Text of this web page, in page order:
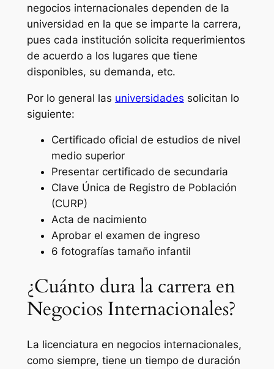
negocios internacionales dependen de la
universidad en la que se imparte la carrera,
pues cada institución solicita requerimientos
de acuerdo a los lugares que tiene
disponibles, su demanda, etc.
Por lo general las universidades solicitan lo
siguiente:
Certificado oficial de estudios de nivel
medio superior
Presentar certificado de secundaria
Clave Única de Registro de Población
(CURP)
Acta de nacimiento
Aprobar el examen de ingreso
6 fotografías tamaño infantil
¿Cuánto dura la carrera en
Negocios Internacionales?
La licenciatura en negocios internacionales,
como siempre, tiene un tiempo de duración